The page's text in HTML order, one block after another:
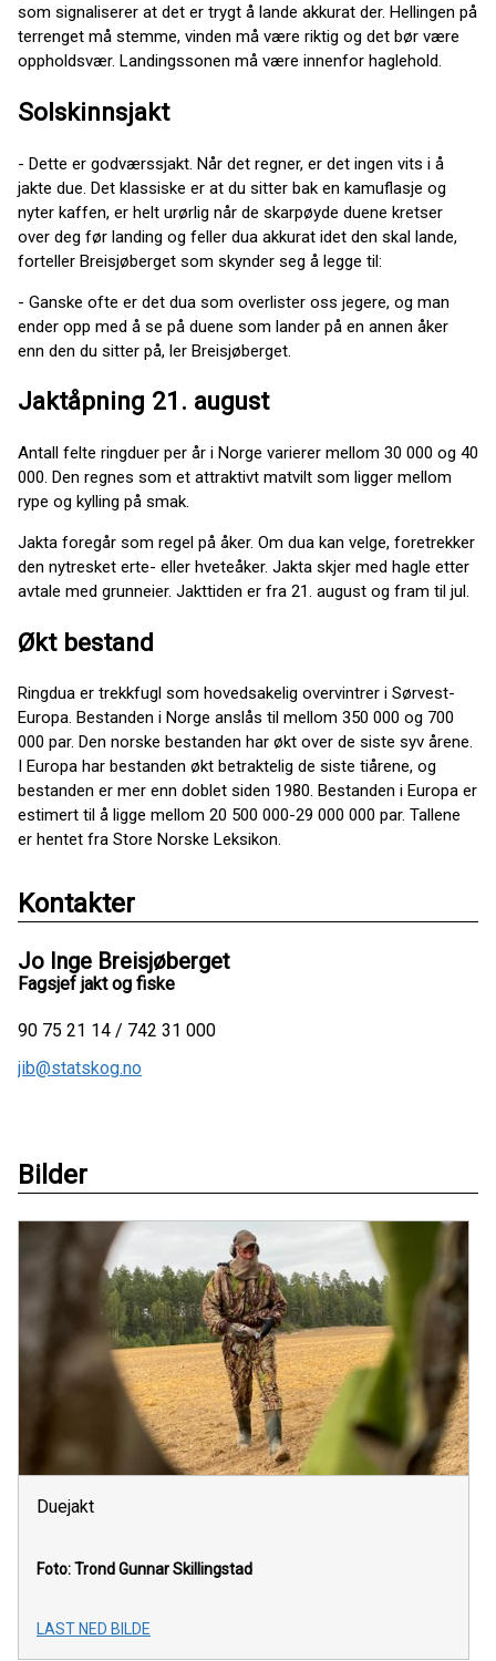
som signaliserer at det er trygt å lande akkurat der. Hellingen på
terrenget må stemme, vinden må være riktig og det bør være
oppholdsvær. Landingssonen må være innenfor haglehold.
Solskinnsjakt
- Dette er godværssjakt. Når det regner, er det ingen vits i å
jakte due. Det klassiske er at du sitter bak en kamuflasje og
nyter kaffen, er helt urørlig når de skarpøyde duene kretser
over deg før landing og feller dua akkurat idet den skal lande,
forteller Breisjøberget som skynder seg å legge til:
- Ganske ofte er det dua som overlister oss jegere, og man
ender opp med å se på duene som lander på en annen åker
enn den du sitter på, ler Breisjøberget.
Jaktåpning 21. august
Antall felte ringduer per år i Norge varierer mellom 30 000 og 40
000. Den regnes som et attraktivt matvilt som ligger mellom
rype og kylling på smak.
Jakta foregår som regel på åker. Om dua kan velge, foretrekker
den nytresket erte- eller hveteåker. Jakta skjer med hagle etter
avtale med grunneier. Jakttiden er fra 21. august og fram til jul.
Økt bestand
Ringdua er trekkfugl som hovedsakelig overvintrer i Sørvest-
Europa. Bestanden i Norge anslås til mellom 350 000 og 700
000 par. Den norske bestanden har økt over de siste syv årene.
I Europa har bestanden økt betraktelig de siste tiårene, og
bestanden er mer enn doblet siden 1980. Bestanden i Europa er
estimert til å ligge mellom 20 500 000-29 000 000 par. Tallene
er hentet fra Store Norske Leksikon.
Kontakter
Jo Inge Breisjøberget
Fagsjef jakt og fiske
90 75 21 14 / 742 31 000
jib@statskog.no
Bilder
Duejakt
Foto: Trond Gunnar Skillingstad
LAST NED BILDE